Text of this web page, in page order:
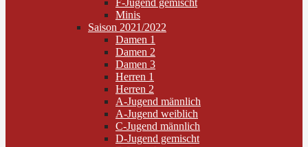
F-Jugend gemischt
Minis
Saison 2021/2022
Damen 1
Damen 2
Damen 3
Herren 1
Herren 2
A-Jugend männlich
A-Jugend weiblich
C-Jugend männlich
D-Jugend gemischt